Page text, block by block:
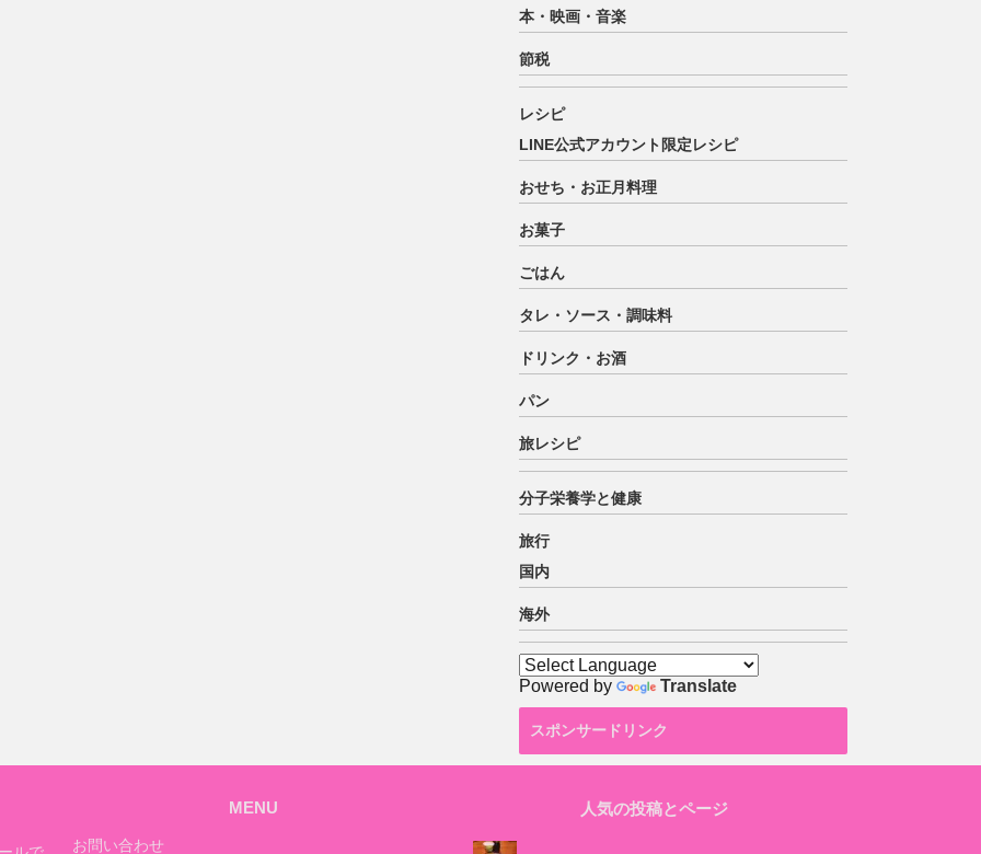
本・映画・音楽
節税
レシピ
LINE公式アカウント限定レシピ
おせち・お正月料理
お菓子
ごはん
タレ・ソース・調味料
ドリンク・お酒
パン
旅レシピ
分子栄養学と健康
旅行
国内
海外
Powered by Translate
スポンサードリンク
MENU
お問い合わせ
人気の投稿とページ